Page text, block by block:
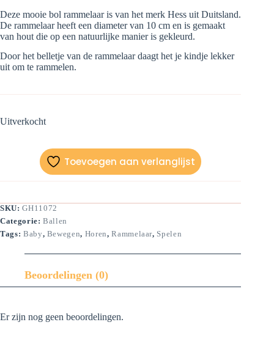
Deze mooie bol rammelaar is van het merk Hess uit Duitsland.
De rammelaar heeft een diameter van 10 cm en is gemaakt
van hout die op een natuurlijke manier is gekleurd.
Door het belletje van de rammelaar daagt het je kindje lekker
uit om te rammelen.
Uitverkocht
Toevoegen aan verlanglijst
SKU:GH11072
Categorie:Ballen
Tags: Baby, Bewegen, Horen,Rammelaar, Spelen
Beoordelingen (0)
Er zijn nog geen beoordelingen.